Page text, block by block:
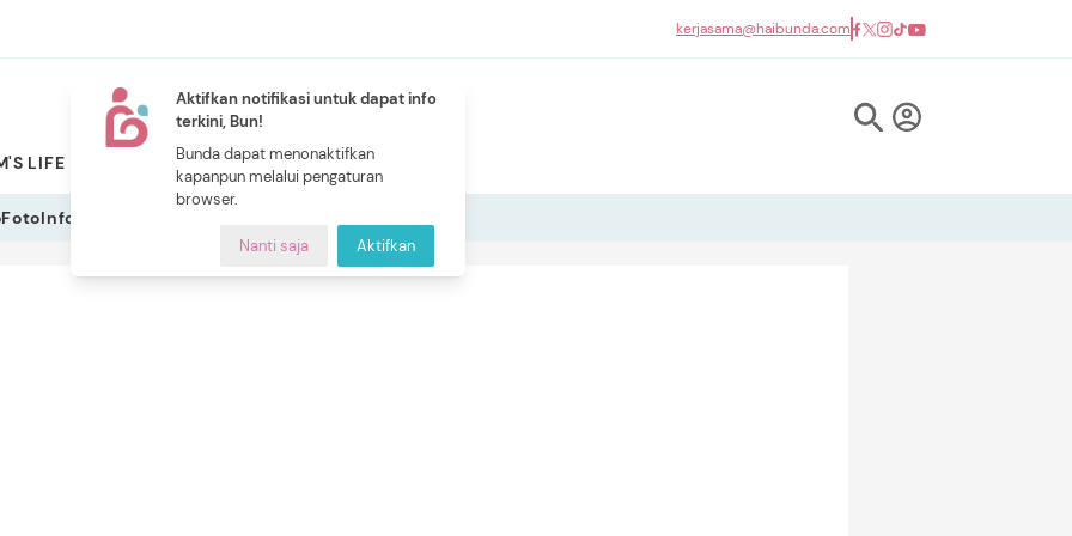
Aktifkan notifikasi untuk dapat info
terkini, Bun!
Bunda dapat menonaktifkan
kapanpun melalui pengaturan
browser.
Nanti saja Aktifkan
kerjasama@haibunda.com
LIFE PILIHAN BUNDA
NEW
CERITA BUNDA
FotoInfografis